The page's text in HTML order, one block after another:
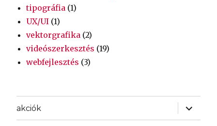
tipográfia (1)
UX/UI (1)
vektorgrafika (2)
videószerkesztés (19)
webfejlesztés (3)
akciók
almenü